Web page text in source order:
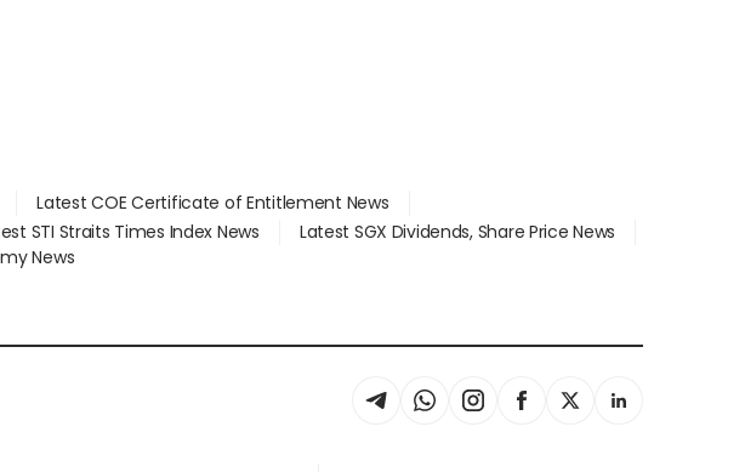
Latest COE Certificate of Entitlement News
STI Straits Times Index News
Latest SGX Dividends, Share Price News
News